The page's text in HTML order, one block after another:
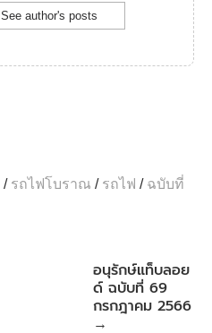
See author's posts
/ รถไฟโบราณ / รถไฟ / ฉบับที่
อนุรักษ์แท็บลอย
ด์ ฉบับที่ 69
กรกฎาคม 2566
→